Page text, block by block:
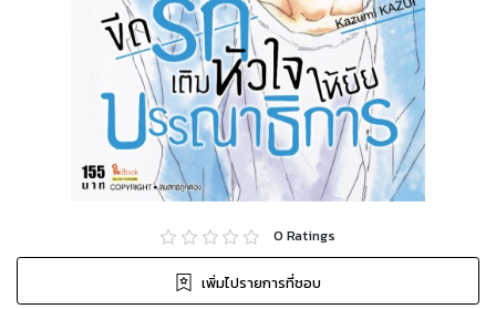
0 Ratings
เพิ่มไปรายการที่ชอบ